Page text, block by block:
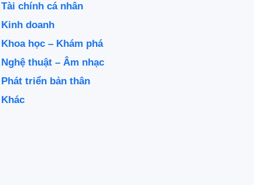
Tài chính cá nhân
Kinh doanh
Khoa học – Khám phá
Nghệ thuật – Âm nhạc
Phát triển bản thân
Khác